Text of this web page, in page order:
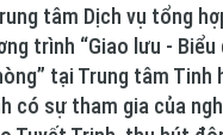
tâm Dịch vụ tổng
trình “Giao lưu - Biểu
tại Trung tâm Tinh
có sự tham gia của